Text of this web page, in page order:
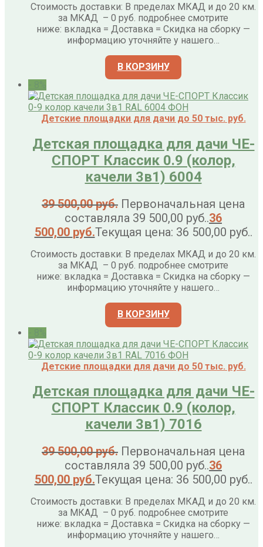
Стоимость доставки: В пределах МКАД и до 20 км.
за МКАД – 0 руб. подробнее смотрите
ниже: вкладка = Доставка = Скидка на сборку —
информацию уточняйте у нашего…
В КОРЗИНУ
Детские площадки для дачи до 50 тыс. руб.
Детская площадка для дачи ЧЕ-
СПОРТ Классик 0.9 (колор,
качели 3в1) 6004
39 500,00руб. Первоначальная цена
составляла 39 500,00 руб..36
500,00 руб.Текущая цена: 36 500,00 руб..
Стоимость доставки: В пределах МКАД и до 20 км.
за МКАД – 0 руб. подробнее смотрите
ниже: вкладка = Доставка = Скидка на сборку —
информацию уточняйте у нашего…
В КОРЗИНУ
Детские площадки для дачи до 50 тыс. руб.
Детская площадка для дачи ЧЕ-
СПОРТ Классик 0.9 (колор,
качели 3в1) 7016
39 500,00руб. Первоначальная цена
составляла 39 500,00 руб..36
500,00 руб.Текущая цена: 36 500,00 руб..
Стоимость доставки: В пределах МКАД и до 20 км.
за МКАД – 0 руб. подробнее смотрите
ниже: вкладка = Доставка = Скидка на сборку —
информацию уточняйте у нашего…